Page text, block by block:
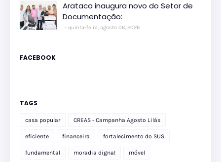
Arataca inaugura novo do Setor de
Documentação:
quinta-feira, agosto 06, 2026
FACEBOOK
TAGS
casa popular CREAS - Campanha Agosto Lilás
eficiente financeira fortalecimento do SUS
fundamental moradia digna! móvel